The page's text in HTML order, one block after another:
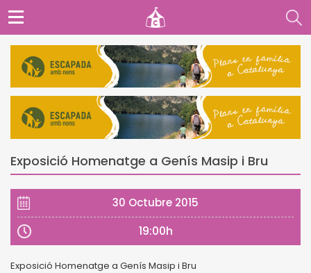
Exposició Homenatge a Genís Masip i Bru
30 Octubre 2015
19:00h
Exposició Homenatge a Genís Masip i Bru